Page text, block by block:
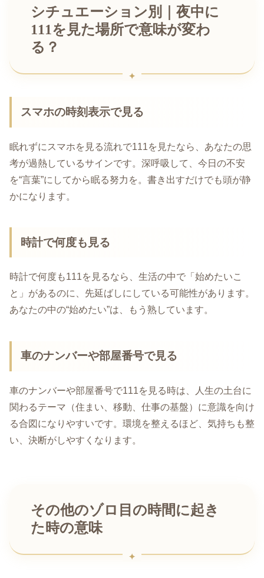
シチュエーション別｜夜中に
111を見た場所で意味が変わ
る？
スマホの時刻表示で見る
眠れずにスマホを見る流れで111を見たなら、あなたの思
考が過熱しているサインです。深呼吸して、今日の不安
を“言葉”にしてから眠る努力を。書き出すだけでも頭が静
かになります。
時計で何度も見る
時計で何度も111を見るなら、生活の中で「始めたいこ
と」があるのに、先延ばしにしている可能性があります。
あなたの中の“始めたい”は、もう熟しています。
車のナンバーや部屋番号で見る
車のナンバーや部屋番号で111を見る時は、人生の土台に
関わるテーマ（住まい、移動、仕事の基盤）に意識を向け
る合図になりやすいです。環境を整えるほど、気持ちも整
い、決断がしやすくなります。
その他のゾロ目の時間に起き
た時の意味